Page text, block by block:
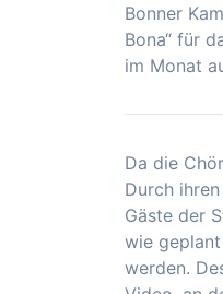
Bonner
Bona“ für
im Monat
Da die
Durch
Gäste der
wie
werden.